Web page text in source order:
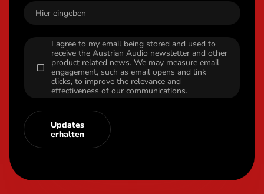
I agree to my email being stored and used to
receive the Austrian Audio newsletter and other
product related news. We may measure email
engagement, such as email opens and link
clicks, to improve the relevance and
effectiveness of our communications.
Updates
erhalten